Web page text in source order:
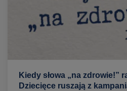
Kiedy słowa „na zdrowie!”
Dziecięce ruszają z